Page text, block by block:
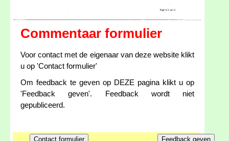
Commentaar formulier
Voor contact met de eigenaar van deze website klikt
u op 'Contact formulier'
Om feedback te geven op DEZE pagina klikt u op
'Feedback geven'. Feedback wordt niet
gepubliceerd.